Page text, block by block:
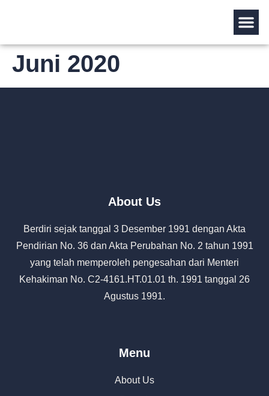
Juni 2020
About Us
Berdiri sejak tanggal 3 Desember 1991 dengan Akta
Pendirian No. 36 dan Akta Perubahan No. 2 tahun 1991
yang telah memperoleh pengesahan dari Menteri
Kehakiman No. C2-4161.HT.01.01 th. 1991 tanggal 26
Agustus 1991.
Menu
About Us